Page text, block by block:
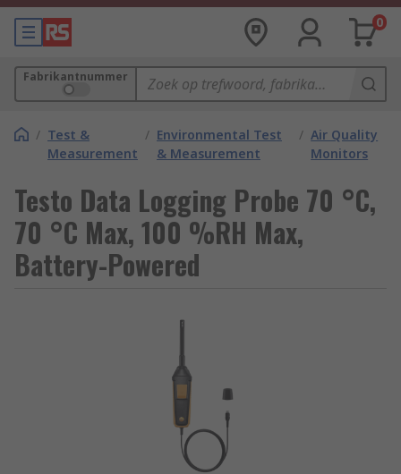
0
Fabrikantnummer
/ Test &
Measurement
/ Environmental Test
& Measurement
/ Air Quality
Monitors
Testo Data Logging Probe 70 °C,
70 °C Max, 100 %RH Max,
Battery-Powered